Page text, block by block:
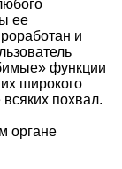
ее
и
функции
широкого
похвал.
органе